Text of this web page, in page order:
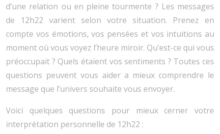
d’une relation ou en pleine tourmente ? Les messages
de 12h22 varient selon votre situation. Prenez en
compte vos émotions, vos pensées et vos intuitions au
moment où vous voyez l’heure miroir. Qu’est-ce qui vous
préoccupait ? Quels étaient vos sentiments ? Toutes ces
questions peuvent vous aider a mieux comprendre le
message que l’univers souhaite vous envoyer.
Voici quelques questions pour mieux cerner votre
interprétation personnelle de 12h22 :